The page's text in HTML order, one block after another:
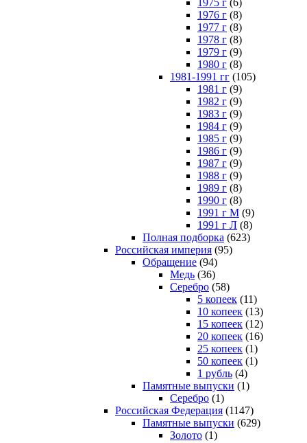
1976 г (8)
1977 г (8)
1978 г (8)
1979 г (9)
1980 г (8)
1981-1991 гг (105)
1981 г (9)
1982 г (9)
1983 г (9)
1984 г (9)
1985 г (9)
1986 г (9)
1987 г (9)
1988 г (9)
1989 г (8)
1990 г (8)
1991 г М (9)
1991 г Л (8)
Полная подборка (623)
Российская империя (95)
Обращение (94)
Медь (36)
Серебро (58)
5 копеек (11)
10 копеек (13)
15 копеек (12)
20 копеек (16)
25 копеек (1)
50 копеек (1)
1 рубль (4)
Памятные выпуски (1)
Серебро (1)
Российская Федерация (1147)
Памятные выпуски (629)
Золото (1)